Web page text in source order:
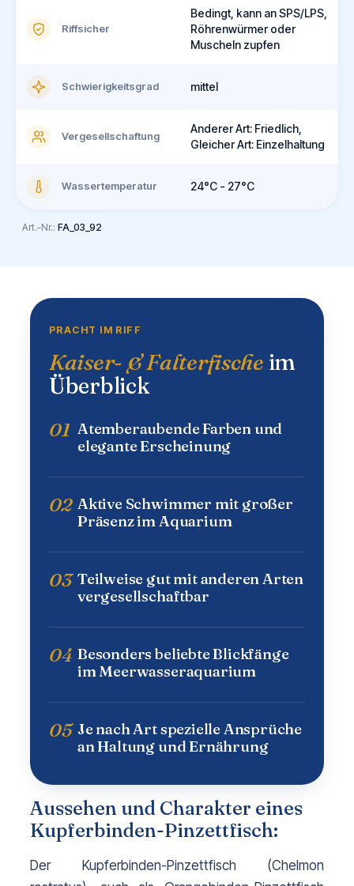
Riffsicher
Bedingt, kann an SPS/LPS,
Röhrenwürmer oder
Muscheln zupfen
Schwierigkeitsgrad mittel
Vergesellschaftung
Anderer Art: Friedlich,
Gleicher Art: Einzelhaltung
Wassertemperatur 24°C - 27°C
Art.-Nr.: FA_03_92
PRACHT IM RIFF
Kaiser- & Falterfische im
Überblick
01 Atemberaubende Farben und
elegante Erscheinung
02 Aktive Schwimmer mit großer
Präsenz im Aquarium
03 Teilweise gut mit anderen Arten
vergesellschaftbar
04 Besonders beliebte Blickfänge
im Meerwasseraquarium
05 Je nach Art spezielle Ansprüche
an Haltung und Ernährung
Aussehen und Charakter eines
Kupferbinden-Pinzettfisch:
Der Kupferbinden-Pinzettfisch (Chelmon